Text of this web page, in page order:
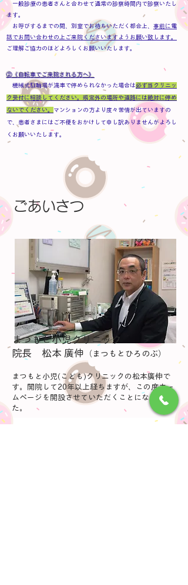
一般診療の患者さんと合わせて通常の診察時間内で診察いたし
ます。
お呼びするまでの間、別室でお待ちいただく都合上、 事前に電
話でお問い合わせの上ご来院くださいますようお願い致します。
ご理解ご協力のほどよろしくお願いいたします。
②《自転車でご来院される方へ》
機械式駐輪場が満車で停められなかった場合は必ず当クリニッ
ク受付に相談してください。規定外の場所や道路には絶対に停め
ないでください。 マンションの方より度々苦情が出ていますの
で、患者さまにはご不便をおかけして申し訳ありませんがよろし
くお願いいたします。
ごあいさつ
まつもと小児クリニック
院長 松本 廣伸 （まつもとひろのぶ）
まつもと小児(こども)クリニックの松本廣伸で
す。開院して20年以上経ちますが、この度ホー
ムページを開設させていただくことになりまし
た。